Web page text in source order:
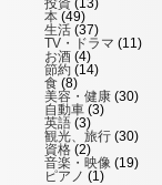
本 (49)
生活 (37)
TV・ドラマ (11)
お酒 (4)
節約 (14)
食 (8)
美容・健康 (30)
自動車 (3)
英語 (3)
観光、旅行 (30)
資格 (2)
音楽・映像 (19)
ピアノ (1)